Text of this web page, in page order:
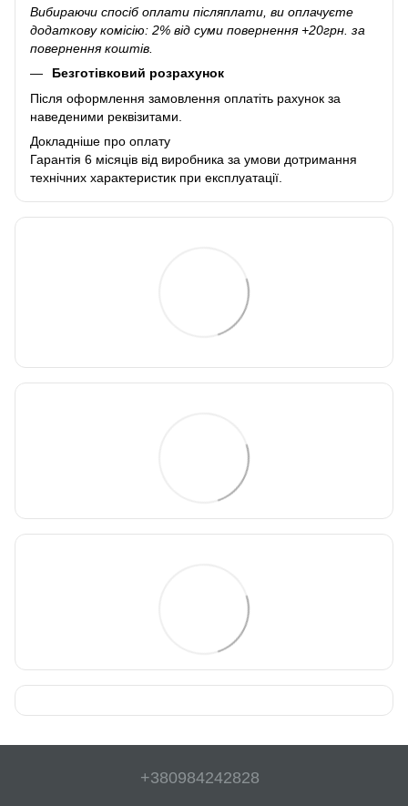
Вибираючи спосіб оплати післяплати, ви оплачуєте
додаткову комісію: 2% від суми повернення +20грн. за
повернення коштів.
Безготівковий розрахунок
Після оформлення замовлення оплатіть рахунок за
наведеними реквізитами.
Докладніше про оплату
Гарантія 6 місяців від виробника за умови дотримання
технічних характеристик при експлуатації.
+380984242828